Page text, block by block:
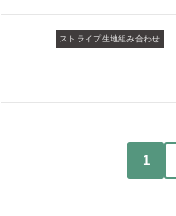
ストライプ生地組み合わせ
1